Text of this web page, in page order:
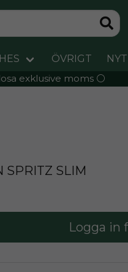
ÖVRIGT
exklusive moms ⚪️
SPRITZ SLIM
Logga in